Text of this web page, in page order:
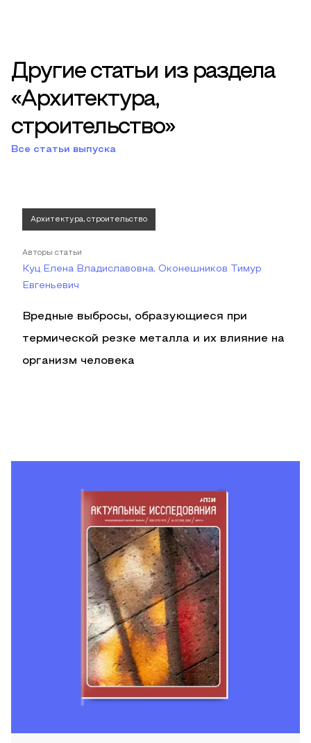
Другие статьи из раздела
«Архитектура,
строительство»
Все статьи выпуска
Архитектура, строительство
Авторы статьи
Куц Елена Владиславовна, Оконешников Тимур
Евгеньевич
Вредные выбросы, образующиеся при
термической резке металла и их влияние на
организм человека